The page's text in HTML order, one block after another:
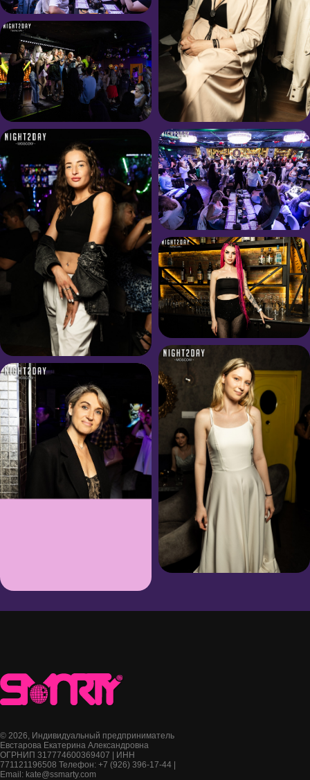
© 2026, Индивидуальный предприниматель
Евстарова Екатерина Александровна
ОГРНИП 317774600369407 | ИНН
771121196508 Телефон: +7 (926) 396-17-44 |
Email: kate@ssmarty.com